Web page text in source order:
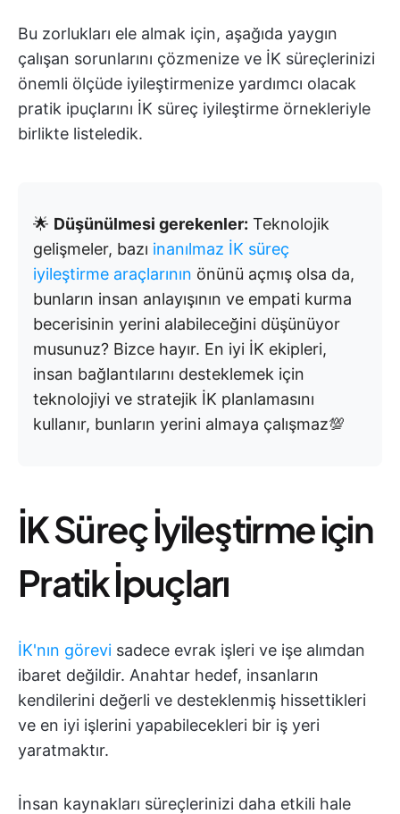
Bu zorlukları ele almak için, aşağıda yaygın
çalışan sorunlarını çözmenize ve İK süreçlerinizi
önemli ölçüde iyileştirmenize yardımcı olacak
pratik ipuçlarını İK süreç iyileştirme örnekleriyle
birlikte listeledik.
🌟 Düşünülmesi gerekenler: Teknolojik
gelişmeler, bazı inanılmaz İK süreç
iyileştirme araçlarının önünü açmış olsa da,
bunların insan anlayışının ve empati kurma
becerisinin yerini alabileceğini düşünüyor
musunuz? Bizce hayır. En iyi İK ekipleri,
insan bağlantılarını desteklemek için
teknolojiyi ve stratejik İK planlamasını
kullanır, bunların yerini almaya çalışmaz💯
İK Süreç İyileştirme için
Pratik İpuçları
İK'nın görevi sadece evrak işleri ve işe alımdan
ibaret değildir. Anahtar hedef, insanların
kendilerini değerli ve desteklenmiş hissettikleri
ve en iyi işlerini yapabilecekleri bir iş yeri
yaratmaktır.
İnsan kaynakları süreçlerinizi daha etkili hale